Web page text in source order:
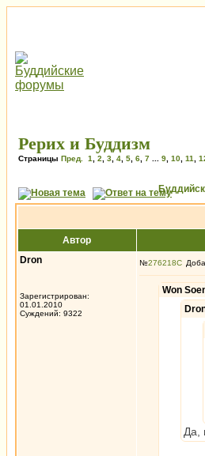
Рерих и Буддизм
Страницы Пред. 1 2 3 4 5 6 7 9 10 11
Автор
Dron
Зарегистрирован:
01.01.2010
Суждений: 9322
№276218
Won
Да,